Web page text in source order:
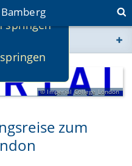
springen
Imperial College London
zum